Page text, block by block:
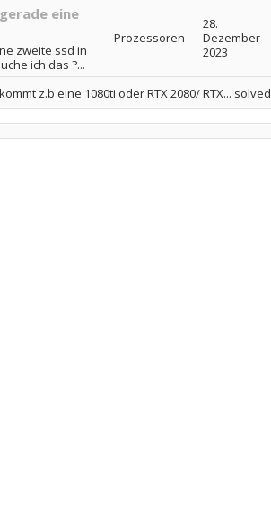
eine
zweite ssd in
ich das ?...
Prozessoren
28.
Dezember
2023
z.b eine 1080ti oder RTX 2080/ RTX... solved